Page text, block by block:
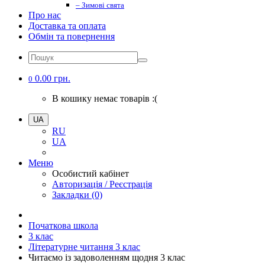
– Зимові свята
Про нас
Доставка та оплата
Обмін та повернення
0 0.00 грн.
В кошику немає товарів :(
UA
RU
UA
Меню
Особистий кабінет
Авторизація / Реєстрація
Закладки (0)
Початкова школа
3 клас
Літературне читання 3 клас
Читаємо із задоволенням щодня 3 клас